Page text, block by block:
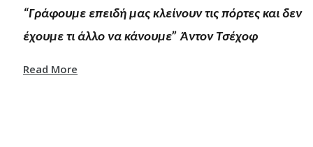
“Γράφουμε επειδή μας κλείνουν τις πόρτες και δεν
έχουμε τι άλλο να κάνουμε” Άντoν Τσέχοφ
Read More